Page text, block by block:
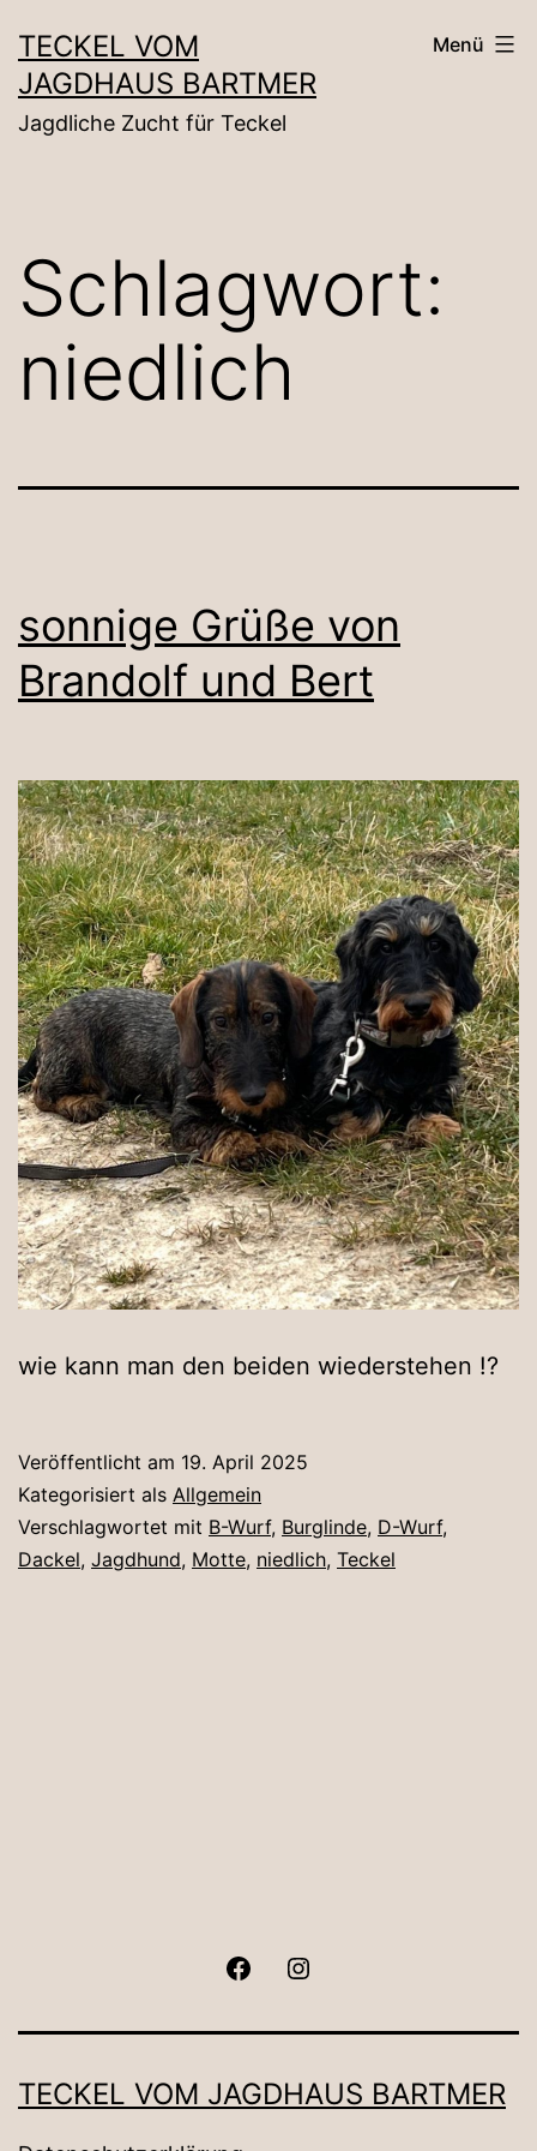
Inhalt
springen
TECKEL VOM
JAGDHAUS BARTMER
Jagdliche Zucht für Teckel
Menü
Schlagwort:
niedlich
sonnige Grüße von
Brandolf und Bert
wie kann man den beiden wiederstehen !?
Veröffentlicht am 19. April 2025
Kategorisiert als Allgemein
Verschlagwortet mit B-Wurf, Burglinde, D-Wurf,
Dackel, Jagdhund, Motte, niedlich, Teckel
Facebook
TECKEL VOM JAGDHAUS BARTMER